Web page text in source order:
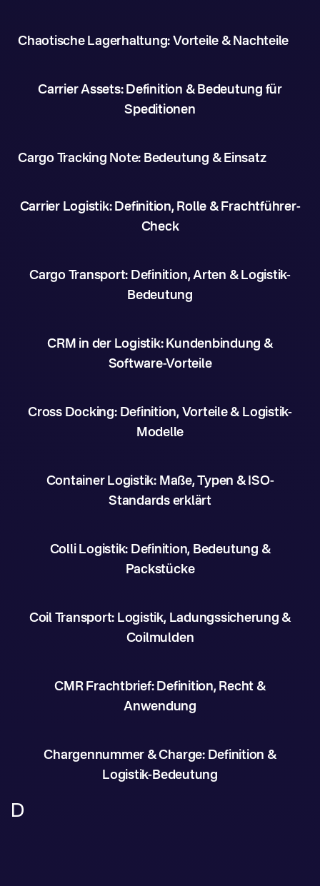
Chaotische Lagerhaltung: Vorteile & Nachteile
Carrier Assets: Definition & Bedeutung für
Speditionen
Cargo Tracking Note: Bedeutung & Einsatz
Carrier Logistik: Definition, Rolle & Frachtführer-
Check
Cargo Transport: Definition, Arten & Logistik-
Bedeutung
CRM in der Logistik: Kundenbindung &
Software-Vorteile
Cross Docking: Definition, Vorteile & Logistik-
Modelle
Container Logistik: Maße, Typen & ISO-
Standards erklärt
Colli Logistik: Definition, Bedeutung &
Packstücke
Coil Transport: Logistik, Ladungssicherung &
Coilmulden
CMR Frachtbrief: Definition, Recht &
Anwendung
Chargennummer & Charge: Definition &
Logistik-Bedeutung
D